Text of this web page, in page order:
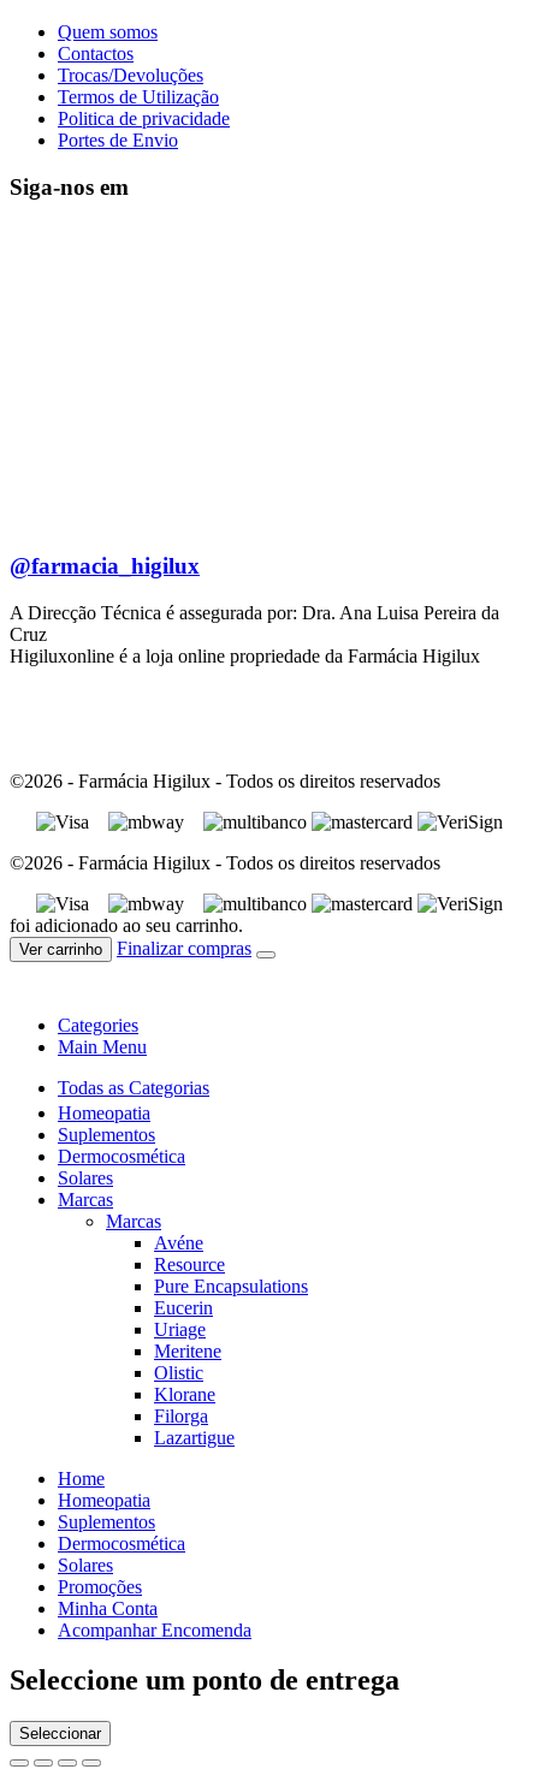
Quem somos
Contactos
Trocas/Devoluções
Termos de Utilização
Politica de privacidade
Portes de Envio
Siga-nos em
@farmacia_higilux
A Direcção Técnica é assegurada por: Dra. Ana Luisa Pereira da
Cruz
Higiluxonline é a loja online propriedade da Farmácia Higilux
©2026 - Farmácia Higilux - Todos os direitos reservados
©2026 - Farmácia Higilux - Todos os direitos reservados
foi adicionado ao seu carrinho.
Ver carrinho Finalizar compras
Categories
Main Menu
Todas as Categorias
Homeopatia
Suplementos
Dermocosmética
Solares
Marcas
Marcas
Avéne
Resource
Pure Encapsulations
Eucerin
Uriage
Meritene
Olistic
Klorane
Filorga
Lazartigue
Home
Homeopatia
Suplementos
Dermocosmética
Solares
Promoções
Minha Conta
Acompanhar Encomenda
Seleccione um ponto de entrega
Seleccionar